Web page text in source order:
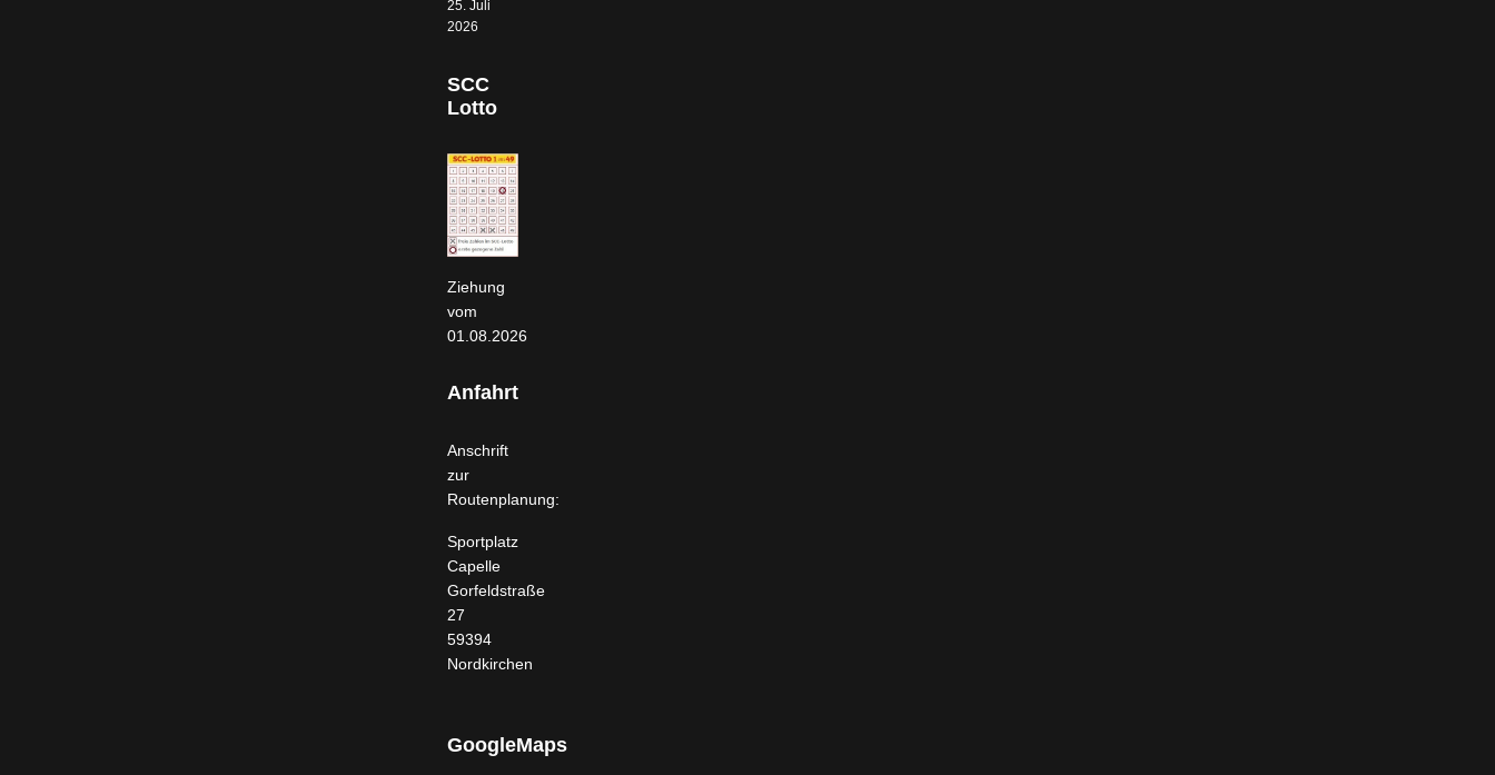
25. Juli
2026
SCC
Lotto
Ziehung
vom
01.08.2026
Anfahrt
Anschrift
zur
Routenplanung:
Sportplatz
Capelle
Gorfeldstraße
27
59394
Nordkirchen
GoogleMaps